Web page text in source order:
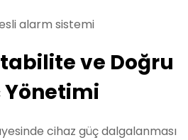
alarm sistemi
ve Doğru
Yönetimi
cihaz güç dalgalanması